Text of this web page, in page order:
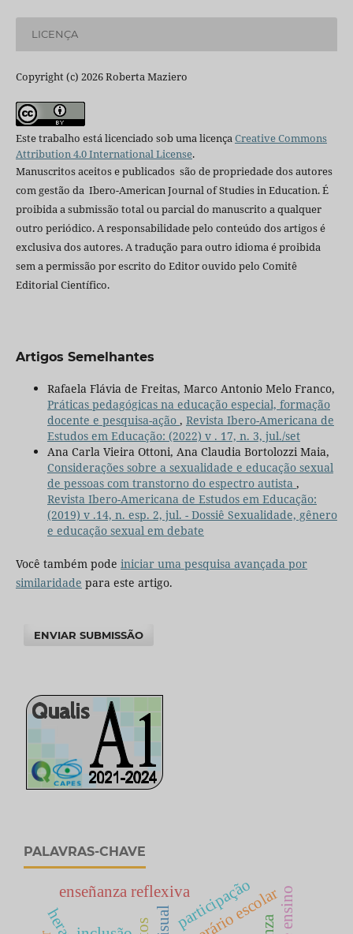
LICENÇA
Copyright (c) 2026 Roberta Maziero
Este trabalho está licenciado sob uma licençaCreative Commons
Attribution 4.0 International License.
Manuscritos aceitos e publicados são de propriedade dos autores
com gestão da Ibero-American Journal of Studies in Education. É
proibida a submissão total ou parcial do manuscrito a qualquer
outro periódico. A responsabilidade pelo conteúdo dos artigos é
exclusiva dos autores. A tradução para outro idioma é proibida
sem a permissão por escrito do Editor ouvido pelo Comitê
Editorial Científico.
Artigos Semelhantes
Rafaela Flávia de Freitas, Marco Antonio Melo Franco,
Práticas pedagógicas na educação especial, formação
docente e pesquisa-ação , Revista Ibero-Americana de
Estudos em Educação: (2022) v . 17, n. 3, jul./set
Ana Carla Vieira Ottoni, Ana Claudia Bortolozzi Maia,
Considerações sobre a sexualidade e educação sexual
de pessoas com transtorno do espectro autista ,
Revista Ibero-Americana de Estudos em Educação:
(2019) v .14, n. esp. 2, jul. - Dossiê Sexualidade, gênero
e educação sexual em debate
Você também pode iniciar uma pesquisa avançada por
similaridade para este artigo.
ENVIAR SUBMISSÃO
PALAVRAS-CHAVE
enseñanza reflexivaitinerário escolar
participação